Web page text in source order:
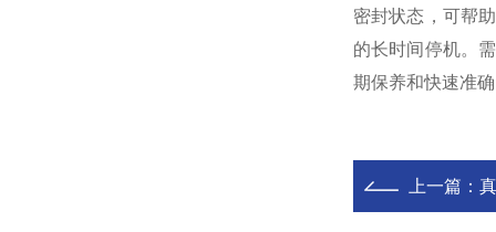
密封状态，可帮
的长时间停机。
期保养和快速准
上一篇：